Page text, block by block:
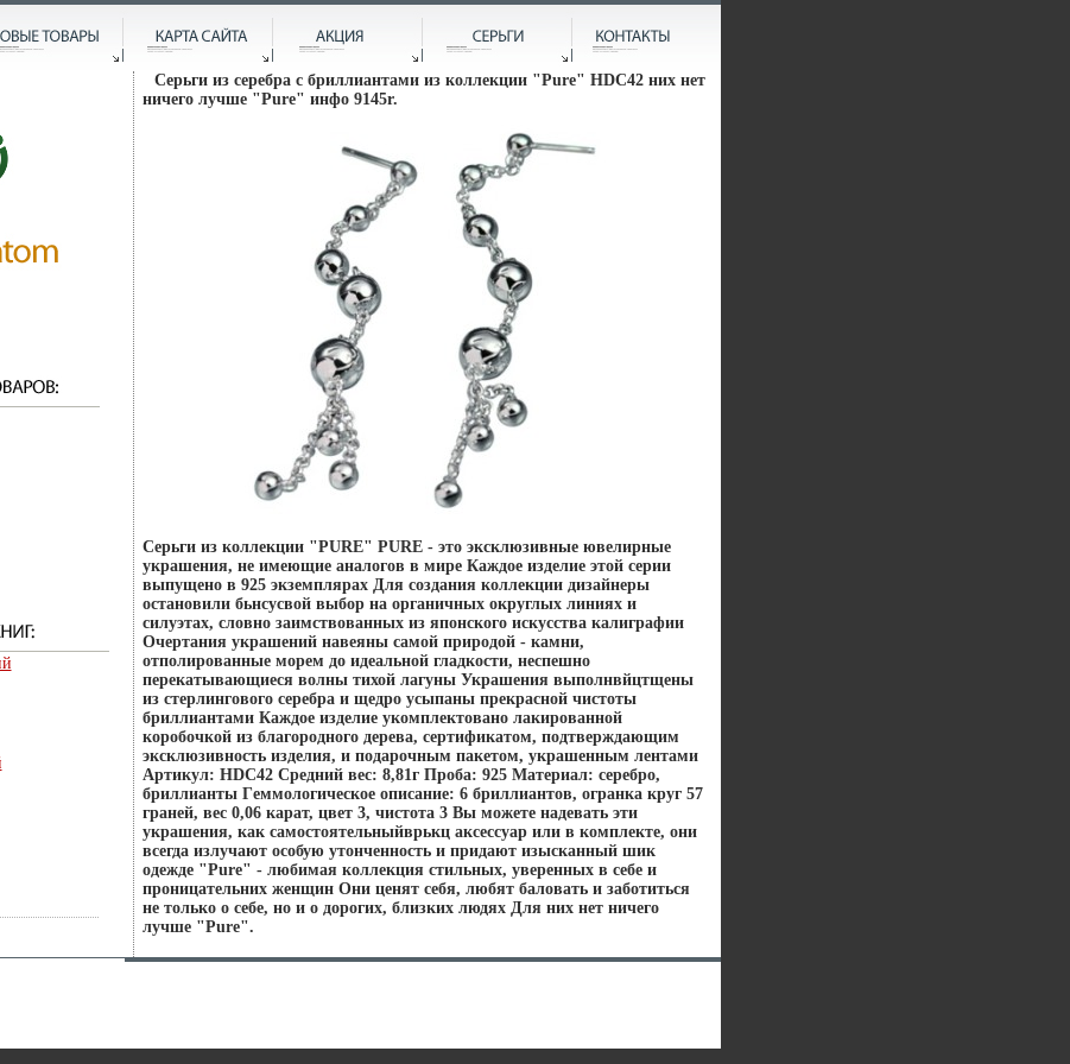
Серьги из серебра с бриллиантами из коллекции "Pure" HDC42 них нет
ничего лучше "Pure" инфо 9145r.
Серьги из коллекции "PURE" PURE - это эксклюзивные ювелирные
укрaшения, не имеющие аналогов в мире Каждое изделие этой серии
выпущено в 925 экземплярах Для создания коллекции дизайнеры
остановили бьнсусвой выбор на органичных округлых линиях и
силуэтах, словно заимствованных из японского искусства калиграфии
Очертания украшений навеяны самой природой - камни,
отполированные морем до идеальной гладкости, неспешно
перекатывающиеся волны тихой лагуны Украшения выполнвйцтщены
из стерлингового серебра и щедро усыпаны прекрасной чистоты
бриллиантами Каждое изделие укомплектовано лакированной
коробочкой из благородного дерева, сертификатом, подтверждающим
эксклюзивность изделия, и подарочным пакетом, украшенным лентами
Артикул: HDC42 Средний вес: 8,81г Проба: 925 Материал: серебро,
бриллианты Гeммологическое описание: 6 бриллиантов, огранка круг 57
граней, вес 0,06 карат, цвет 3, чистота 3 Вы можете надевать эти
украшения, как самостоятельныйврькц аксессуар или в комплекте, они
всегда излучают особую утонченность и придают изысканный шик
одежде "Pure" - любимая коллекция стильных, уверенных в себе и
проницательних женщин Они ценят себя, любят баловать и заботиться
не только о себе, но и о дорогих, близких людях Для них нет ничего
лучше "Pure".